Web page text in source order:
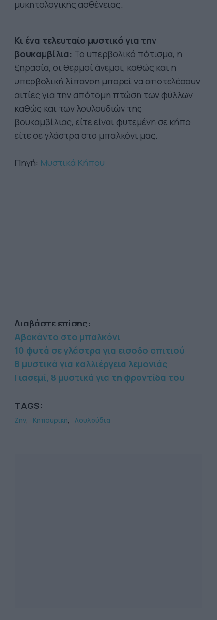
μυκητολογικής ασθένειας.
Κι ένα τελευταίο μυστικό για την
βουκαμβίλια: Το υπερβολικό πότισμα, η
ξηρασία, οι θερμοί άνεμοι, καθώς και η
υπερβολική λίπανση μπορεί να αποτελέσουν
αιτίες για την απότομη πτώση των φύλλων
καθώς και των λουλουδιών της
βουκαμβίλιας, είτε είναι φυτεμένη σε κήπο
είτε σε γλάστρα στο μπαλκόνι μας.
Πηγή: Μυστικά Κήπου
Διαβάστε επίσης:
Αβοκάντο στο μπαλκόνι
10 φυτά σε γλάστρα για είσοδο σπιτιού
8 μυστικά για καλλιέργεια λεμονιάς
Γιασεμί, 8 μυστικά για τη φροντίδα του
TAGS:
Ζην Κηπουρική Λουλούδια